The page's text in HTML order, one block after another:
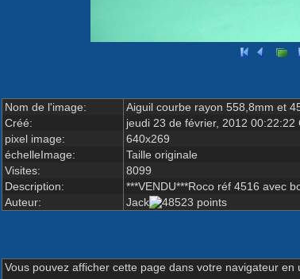
Nom de l'image:
Aiguil courbe rayon 558,8mm et
Créé:
jeudi 23 de février, 2012 00:22:22
pixel image:
640x269
échelleImage:
Taille originale
Visites:
8099
Description:
***VENDU***Roco réf 4516 avec
Auteur:
Jack
Vous pouvez afficher cette page dans votre navigateur en